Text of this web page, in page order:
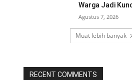
Warga Jadi
Agustus 7, 2026
Muat lebih banyak
RECENT COMMENTS